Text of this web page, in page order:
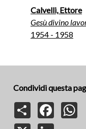
Calvelli, Ettore
Gesù divino
1954 - 1958
Condividi questa
Share
Facebook